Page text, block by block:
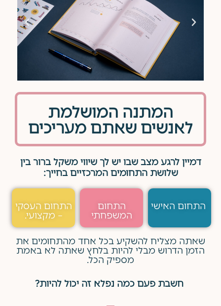
המתנה המושלמת
לאנשים שאתם מעריכים
דמיין לרגע מצב שבו יש לך שיווי משקל ברור בין
שלושת התחומים המרכזיים בחייך:
התחום האישי
התחום
המשפחתי
התחום העסקי
– מקצועי.
שאתה מצליח להשקיע בכל אחד מהתחומים את
הזמן הדרוש מבלי להיות בלחץ שאתה לא באמת
מספיק הכל.
חשבת פעם כמה נפלא זה יכול להיות?